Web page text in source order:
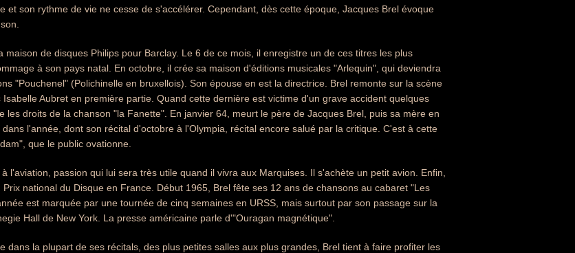
et son rythme de vie ne cesse de s'accélérer. Cependant, dès cette époque, Jacques Brel évoque
maison de disques Philips pour Barclay. Le 6 de ce mois, il enregistre un de ces titres les plus
à son pays natal. En octobre, il crée sa maison d'éditions musicales "Arlequin", qui deviendra
"Pouchenel" (Polichinelle en bruxellois). Son épouse en est la directrice. Brel remonte sur la scène
Aubret en première partie. Quand cette dernière est victime d'un grave accident quelques
les droits de la chanson "la Fanette". En janvier 64, meurt le père de Jacques Brel, puis sa mère en
l'année, dont son récital d'octobre à l'Olympia, récital encore salué par la critique. C'est à cette
que le public ovationne.
l'aviation, passion qui lui sera très utile quand il vivra aux Marquises. Il s'achète un petit avion. Enfin,
national du Disque en France. Début 1965, Brel fête ses 12 ans de chansons au cabaret "Les
est marquée par une tournée de cinq semaines en URSS, mais surtout par son passage sur la
Hall de New York. La presse américaine parle d'"Ouragan magnétique".
dans la plupart de ses récitals, des plus petites salles aux plus grandes, Brel tient à faire profiter les